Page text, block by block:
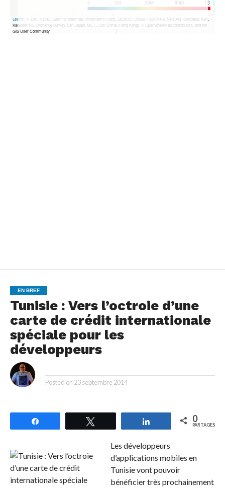
EN BREF
Tunisie : Vers l’octroie d’une
carte de crédit internationale
spéciale pour les
développeurs
Posted on 23 septembre 2014
Partagez 0
PARTAGES
Les développeurs
d’applications mobiles en
Tunisie vont pouvoir
bénéficier très prochainement